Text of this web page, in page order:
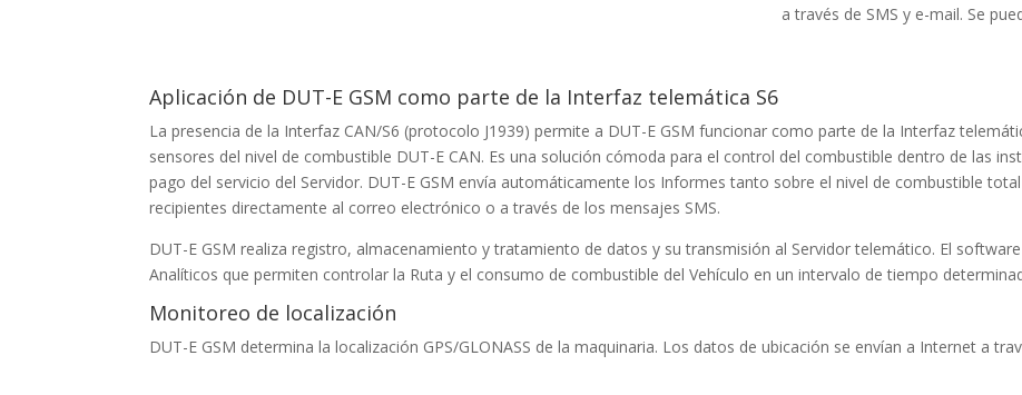
a través de SMS y e-mail. Se
Aplicación de DUT-E GSM como parte de la Interfaz telemática S6
La presencia de la Interfaz CAN/S6 (protocolo J1939) permite a DUT-E GSM funcionar como parte de la Interfaz
sensores del nivel de combustible DUT-E CAN. Es una solución cómoda para el control del combustible dentro de las
pago del servicio del Servidor. DUT-E GSM envía automáticamente los Informes tanto sobre el nivel de combustible
recipientes directamente al correo electrónico o a través de los mensajes SMS.
DUT-E GSM realiza registro, almacenamiento y tratamiento de datos y su transmisión al Servidor telemático. El
Analíticos que permiten controlar la Ruta y el consumo de combustible del Vehículo en un intervalo de tiempo
Monitoreo de localización
DUT-E GSM determina la localización GPS/GLONASS de la maquinaria. Los datos de ubicación se envían a Internet a